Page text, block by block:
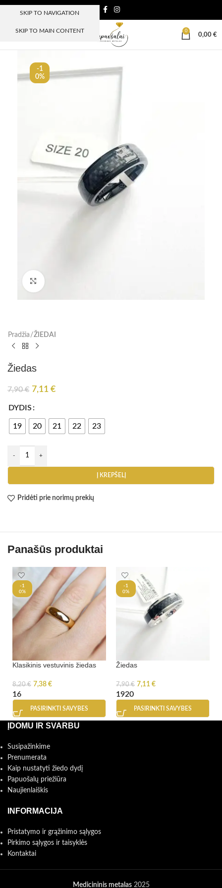
SKIP TO NAVIGATION
SKIP TO MAIN CONTENT
MENIU
0
0,00 €
-1
0%
Pradžia ŽIEDAI
Žiedas
7,90€ 7,11 €
DYDIS
19 20 21 22 23
Į KREPŠELĮ
Pridėti prie norimų prekių
Panašūs produktai
-1
0%
Klasikinis vestuvinis žiedas
8,20€ 7,38 €
16
PASIRINKTI SAVYBES
-1
0%
Žiedas
7,90€ 7,11 €
1920
PASIRINKTI SAVYBES
ĮDOMU IR SVARBU
Susipažinkime
Prenumerata
Kaip nustatyti žiedo dydį
Papuošalų priežiūra
Naujienlaiškis
INFORMACIJA
Pristatymo ir grąžinimo sąlygos
Pirkimo sąlygos ir taisyklės
Kontaktai
Medicininis metalas2025